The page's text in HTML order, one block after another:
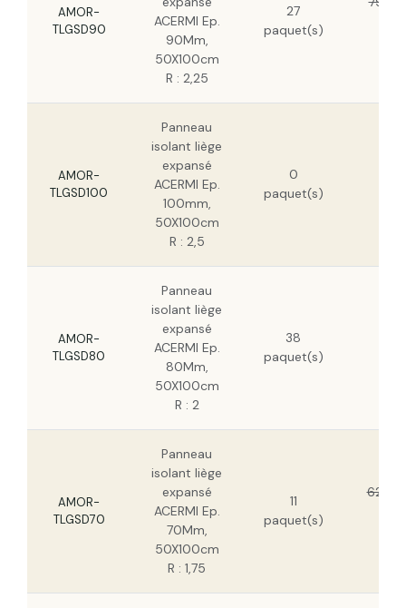
AMOR-
TLGSD90
ACERMI Ep.
90Mm,
50X100cm
R : 2,25
27
paquet(s)
AMOR-
TLGSD100
Panneau
isolant liège
expansé
ACERMI Ep.
100mm,
50X100cm
R : 2,5
0
paquet(s)
AMOR-
TLGSD80
Panneau
isolant liège
expansé
ACERMI Ep.
80Mm,
50X100cm
R : 2
38
paquet(s)
AMOR-
TLGSD70
Panneau
isolant liège
expansé
ACERMI Ep.
70Mm,
50X100cm
R : 1,75
11
paquet(s)
62,17